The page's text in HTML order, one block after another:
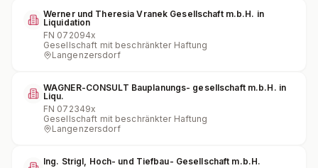
Werner und Theresia Vranek Gesellschaft m.b.H. in
Liquidation
FN 072094x
Gesellschaft mit beschränkter Haftung
Langenzersdorf
WAGNER-CONSULT Bauplanungs- gesellschaft m.b.H. in
Liqu.
FN 072349x
Gesellschaft mit beschränkter Haftung
Langenzersdorf
Ing. Strigl, Hoch- und Tiefbau- Gesellschaft m.b.H.